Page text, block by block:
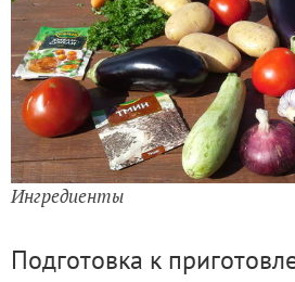
Ингредиенты
Подготовка к